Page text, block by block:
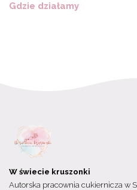
Gdzie działamy
W świecie kruszonki
Autorska pracownia cukiernicza w